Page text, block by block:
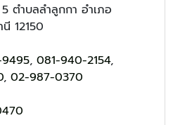
ตำบลลำลูกกา อำเภอ
12150
, 081-940-2154,
, 02-987-0370